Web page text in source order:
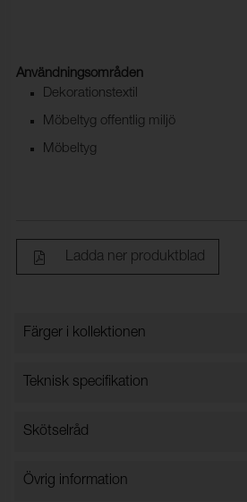
Användningsområden
Dekorationstextil
Möbeltyg offentlig miljö
Möbeltyg
Ladda ner produktblad
Färger i kollektionen
Färger i kollektionen
Teknisk specifikation
Bredd:
Skötselråd
Får ej tvättas i vatten
Övrig information